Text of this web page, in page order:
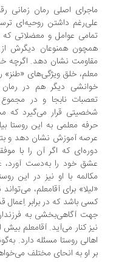
اصلی رمان زمانی رقم
داشتن روحیه‌ای ترسو،
عوامل و معضلاتی که
همنوعان دیگرش از صحنه
نشان دهد. اگرچه
خلق ویژگی‌های «طنز» را در
دیگر هم در رمان
نابجا و در مجموع
قرار می‌گیرد که مجبور
معلمی به این روستا بیاید
آموزش نشان دهد و بتواند
که اگر آن را با موفقیت
خود را به‌دست آورد،
با او نیز در این روستا
برای آقامعلم، می‌تواند
باشد که در برابر اِعمال قدرت
آگاهی‌بخشی به فرزندان
کنار می‌آید. آقامعلم بیش از
روستا مسئله دارد. به‌گونه‌ای
او به انحای مختلف می‌خواهند او